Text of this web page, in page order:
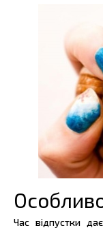
Час відпустки